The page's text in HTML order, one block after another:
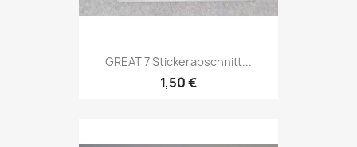
GREAT 7 Stickerabschnitt...
1,50 €